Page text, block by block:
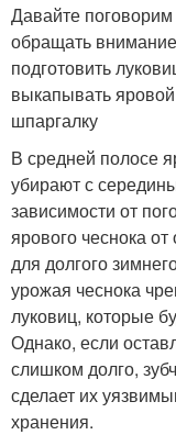
Давайте поговорим
обращать
подготовить
выкапывать
шпаргалку
В средней полосе
убирают с
зависимости от
ярового чеснока
для долгого
урожая чеснока
луковиц, которые
Однако, если
слишком долго,
сделает их
хранения.